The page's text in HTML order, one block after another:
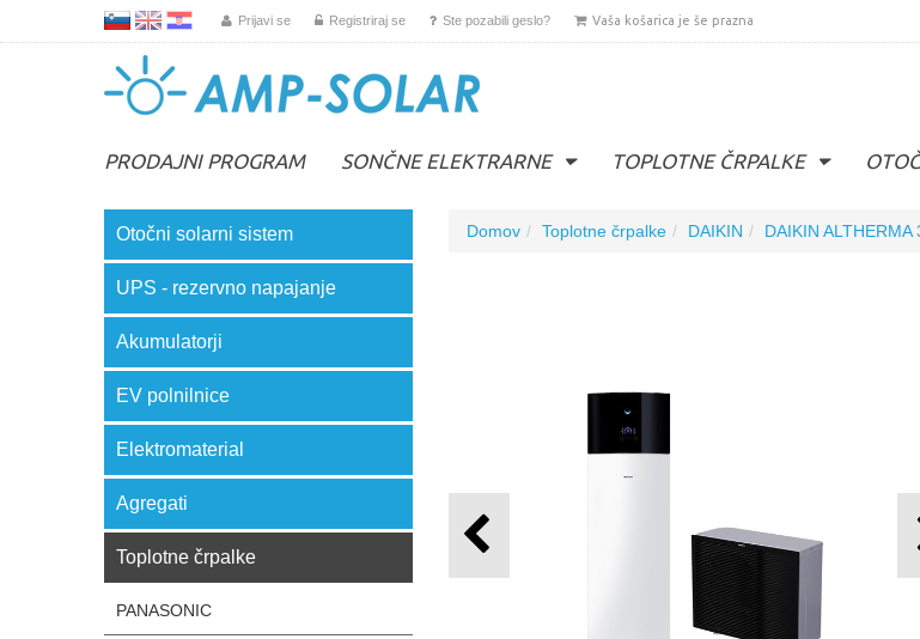
Prijavi se Registriraj se Ste pozabili geslo? Vaša košarica je še prazna
PRODAJNI PROGRAM SONČNE ELEKTRARNE TOPLOTNE ČRPALKE
Otočni solarni sistem
UPS - rezervno napajanje
Akumulatorji
EV polnilnice
Elektromaterial
Agregati
Toplotne črpalke
PANASONIC
Domov Toplotne črpalke DAIKIN DAIKIN ALTHERMA